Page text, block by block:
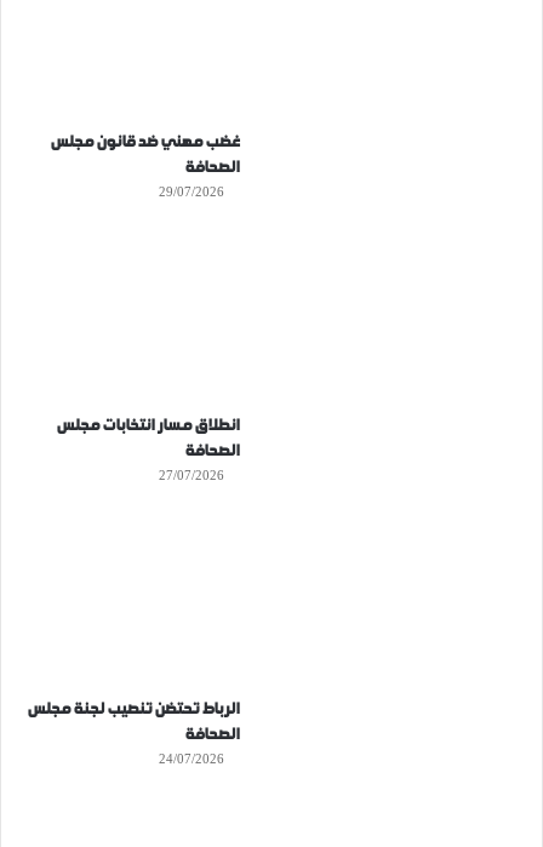
غضب مهني ضد قانون مجلس
الصحافة
29/07/2026
انطلاق مسار انتخابات مجلس
الصحافة
27/07/2026
الرباط تحتضن تنصيب لجنة مجلس
الصحافة
24/07/2026